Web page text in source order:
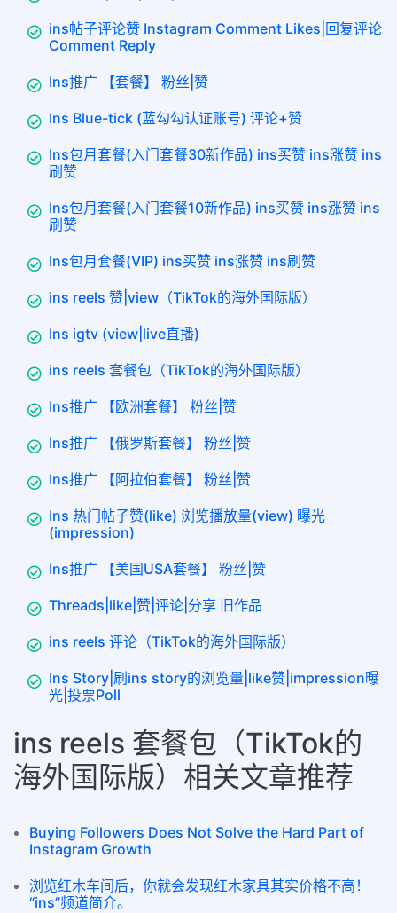
ins帖子评论赞 Instagram Comment Likes|回复评论
Comment Reply
Ins推广 【套餐】 粉丝|赞
Ins Blue-tick (蓝勾勾认证账号) 评论+赞
Ins包月套餐(入门套餐30新作品) ins买赞 ins涨赞 ins
刷赞
Ins包月套餐(入门套餐10新作品) ins买赞 ins涨赞 ins
刷赞
Ins包月套餐(VIP) ins买赞 ins涨赞 ins刷赞
ins reels 赞|view（TikTok的海外国际版）
Ins igtv (view|live直播)
ins reels 套餐包（TikTok的海外国际版）
Ins推广 【欧洲套餐】 粉丝|赞
Ins推广 【俄罗斯套餐】 粉丝|赞
Ins推广 【阿拉伯套餐】 粉丝|赞
Ins 热门帖子赞(like) 浏览播放量(view) 曝光
(impression)
Ins推广 【美国USA套餐】 粉丝|赞
Threads|like|赞|评论|分享 旧作品
ins reels 评论（TikTok的海外国际版）
Ins Story|刷ins story的浏览量|like赞|impression曝
光|投票Poll
ins reels 套餐包（TikTok的
海外国际版）相关文章推荐
Buying Followers Does Not Solve the Hard Part of
Instagram Growth
浏览红木车间后，你就会发现红木家具其实价格不高！
“ins”频道简介。